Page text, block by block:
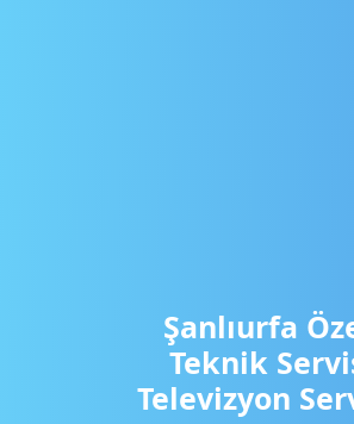
Şanlıurfa
Teknik
Televizyon